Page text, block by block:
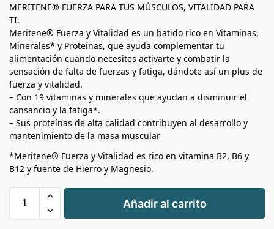
MERITENE® FUERZA PARA TUS MÚSCULOS, VITALIDAD PARA
TI.
Meritene® Fuerza y Vitalidad es un batido rico en Vitaminas,
Minerales* y Proteínas, que ayuda complementar tu
alimentación cuando necesites activarte y combatir la
sensación de falta de fuerzas y fatiga, dándote así un plus de
fuerza y vitalidad.
– Con 19 vitaminas y minerales que ayudan a disminuir el
cansancio y la fatiga*.
– Sus proteínas de alta calidad contribuyen al desarrollo y
mantenimiento de la masa muscular
*Meritene® Fuerza y Vitalidad es rico en vitamina B2, B6 y
B12 y fuente de Hierro y Magnesio.
+
-
Añadir al carrito